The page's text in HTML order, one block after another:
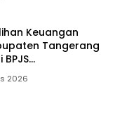
Keuangan
Tangerang
2026